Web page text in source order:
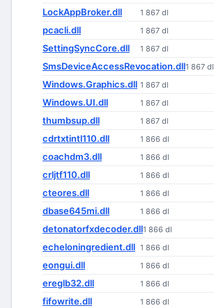
LockAppBroker.dll 1 867 dl
pcacli.dll 1 867 dl
SettingSyncCore.dll 1 867 dl
SmsDeviceAccessRevocation.dll1 867 dl
Windows.Graphics.dll 1 867 dl
Windows.UI.dll 1 867 dl
thumbsup.dll 1 867 dl
cdrtxtintl110.dll 1 866 dl
coachdm3.dll 1 866 dl
crljtf110.dll 1 866 dl
cteores.dll 1 866 dl
dbase645mi.dll 1 866 dl
detonatorfxdecoder.dll1 866 dl
echeloningredient.dll 1 866 dl
eongui.dll 1 866 dl
ereglb32.dll 1 866 dl
fifowrite.dll 1 866 dl